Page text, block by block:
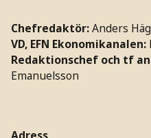
Chefredaktör:Anders
VD, EFN Ekonomikanalen:
Redaktionschef och tf
Emanuelsson
Adress